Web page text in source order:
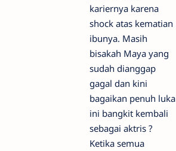
kariernya karena
shock atas kematian
ibunya. Masih
bisakah Maya yang
sudah dianggap
gagal dan kini
bagaikan penuh luka
ini bangkit kembali
sebagai aktris ?
Ketika semua